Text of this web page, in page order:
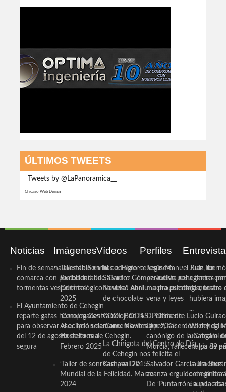
ÚLTIMOS TWEETS
Tweets by @LaPanoramica__
Chicago Web Design
Noticias
Fin de semana inestable en la
comarca con posibilidad de
tormentas vespertinas
El Ayuntamiento de Cehegín
reparte gafas homologadas
para observar el eclipse solar
del 12 de agosto de forma
segura
Imágenes
Taller de Sonrisas e Higiene
Bucodental de ‘Centro
Odontológico Innova’. Abril
2025
‘Compra Contrarreloj’ de la
Asociación de Comerciantes y
Hosteleros de Cehegín.
Febrero 2025
‘Taller de sonrisas’ por Día
Mundial de la Felicidad. Marzo
2024
Vídeos
El cocinero ceheginero
Salvador Gómez vuelve por
Navidad con una propuesta
de chocolate
COOL BODAS. Pedida de
mano. Noviembre 2015
La Chirigota del Centro de Día
de Cehegín nos felicita el
Carnaval 2015
Perfiles
Jesús Manuel Ruiz, un
periodista ceheginero con
mucha psicología, teatro
vena y leyes
D. Clemente Lucio Guirao
López, sacerdote
canónigo de la Catedral
Murcia, fallece a los 89
Salvador García Jiménez
avanza erguido en la
De ‘Puntarrón’ a
Juan
a tantas
de nuestra
hubiera
...
Wichy de
un regalo
magia de
Laura
ceheginera
«nunca